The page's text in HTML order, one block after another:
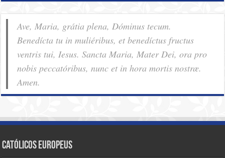
Ave, Maria, grátia plena, Dóminus tecum.
Benedícta tu in muliéribus, et benedíctus fructus
ventris tui, Iesus. Sancta Maria, Mater Dei, ora pro
nobis pec­ca­tóribus, nunc et in hora mortis nostræ.
Amen.
Católicos Europeus